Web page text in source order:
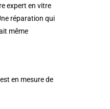
expert en vitre
réparation qui
même
en mesure de